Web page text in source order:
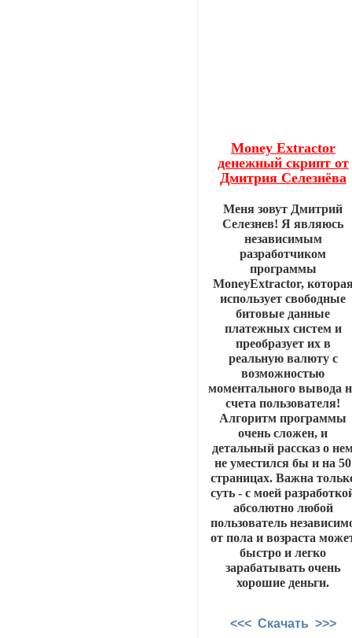
Money Extractor
денежный скрипт от
Дмитрия Селезнёва
Меня зовут Дмитрий
Селезнев! Я являюсь
независимым
разработчиком
программы
MoneyExtractor,
использует свободные
битовые данные
платежных систем и
преобразует их в
реальную валюту с
возможностью
моментального вывода
счета пользователя!
Алгоритм программы
очень сложен, и
детальный рассказ о
не уместился бы и на 50
страницах. Важна
суть - с моей
абсолютно любой
пользователь
от пола и возраста
быстро и легко
зарабатывать очень
хорошие деньги.
<<< Скачать >>>